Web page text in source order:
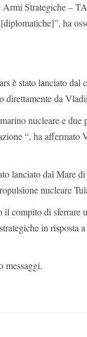
Strategiche –
ha
è stato lanciato dal
direttamente da
nucleare e
“, ha affermato
lanciato dal Mare
nucleare
il compito di sferrare
in risposta
messaggi.